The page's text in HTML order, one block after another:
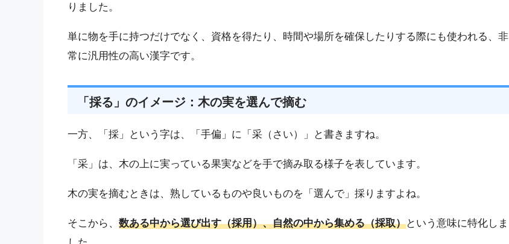
りました。
単に物を手に持つだけでなく、資格を得たり、時間や場所を確保したりする際にも使われる、非
常に汎用性の高い漢字です。
「採る」のイメージ：木の実を選んで摘む
一方、「採」という字は、「手偏」に「采（さい）」と書きますね。
「采」は、木の上に実っている果実などを手で摘み取る様子を表しています。
木の実を摘むときは、熟しているものや良いものを「選んで」採りますよね。
そこから、 数ある中から選び出す（採用）、自然の中から集める（採取）という意味に特化しま